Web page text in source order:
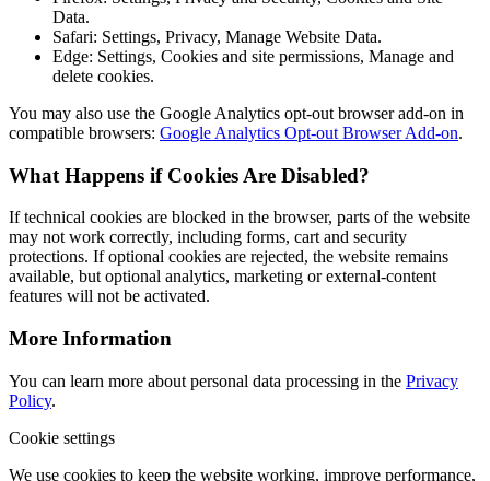
Data.
Safari: Settings, Privacy, Manage Website Data.
Edge: Settings, Cookies and site permissions, Manage and
delete cookies.
You may also use the Google Analytics opt-out browser add-on in
compatible browsers: Google Analytics Opt-out Browser Add-on.
What Happens if Cookies Are Disabled?
If technical cookies are blocked in the browser, parts of the website
may not work correctly, including forms, cart and security
protections. If optional cookies are rejected, the website remains
available, but optional analytics, marketing or external-content
features will not be activated.
More Information
You can learn more about personal data processing in the Privacy
Policy.
Cookie settings
We use cookies to keep the website working, improve performance,